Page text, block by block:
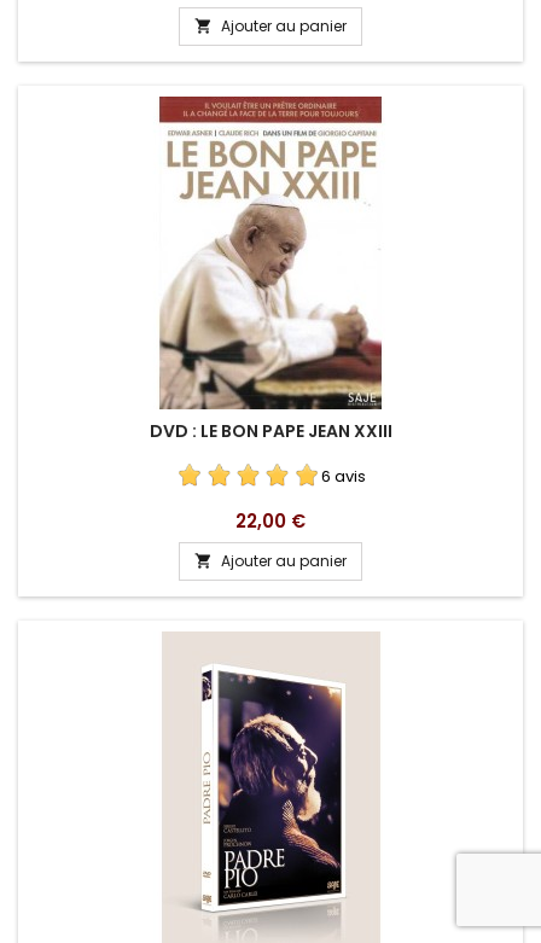
 Ajouter au panier
DVD : LE BON PAPE JEAN XXIII
6 avis
Prix
22,00 €
 Ajouter au panier